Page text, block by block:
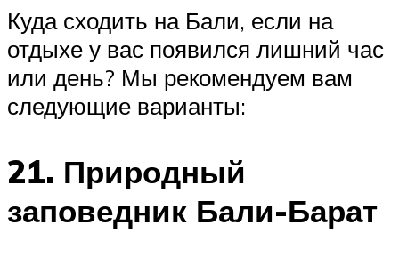
Куда сходить на Бали, если на
отдыхе у вас появился лишний час
или день? Мы рекомендуем вам
следующие варианты:
21. Природный
заповедник Бали-Барат